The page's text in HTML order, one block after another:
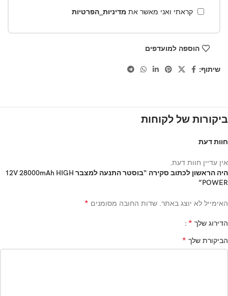
קראתי ואני מאשר את מדיניות_הפרטיות
הוספה למועדפים
שיתוף:
ביקורות של לקוחות
חוות דעת
אין עדיין חוות דעת.
היה הראשון לכתוב סקירה “בוסטר התנעה למצבר 12V 28000mAh HIGH
POWER”
האימייל לא יוצג באתר. שדות החובה מסומנים *
הדירוג שלך *
הביקורת שלך *